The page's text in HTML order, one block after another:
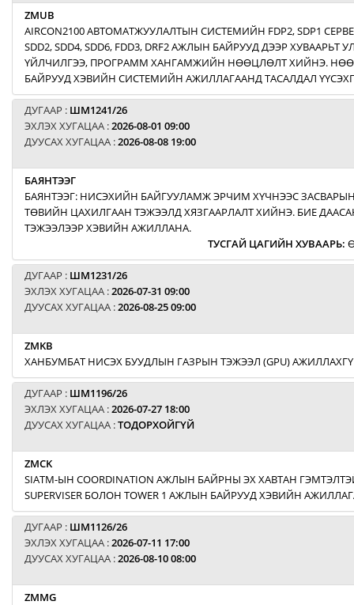
ZMUB
AIRCON2100 АВТОМАТЖУУЛАЛТЫН СИСТЕМИЙН FDP2, SDP1
SDD2, SDD4, SDD6, FDD3, DRF2 АЖЛЫН БАЙРУУД ДЭЭР
ҮЙЛЧИЛГЭЭ, ПРОГРАММ ХАНГАМЖИЙН НӨӨЦЛӨЛТ ХИЙНЭ.
БАЙРУУД ХЭВИЙН СИСТЕМИЙН АЖИЛЛАГААНД ТАСАЛДАЛ
ДУГААР : ШМ1241/26
ЭХЛЭХ ХУГАЦАА :2026-08-01 09:00
ДУУСАХ ХУГАЦАА :2026-08-08 19:00
БАЯНТЭЭГ
БАЯНТЭЭГ: НИСЭХИЙН БАЙГУУЛАМЖ ЭРЧИМ ХҮЧНЭЭС
ТӨВИЙН ЦАХИЛГААН ТЭЖЭЭЛД ХЯЗГААРЛАЛТ ХИЙНЭ. БИЕ
ТЭЖЭЭЛЭЭР ХЭВИЙН АЖИЛЛАНА.
ТУСГАЙ ЦАГИЙН ХУВААРЬ:
ДУГААР : ШМ1231/26
ЭХЛЭХ ХУГАЦАА :2026-07-31 09:00
ДУУСАХ ХУГАЦАА :2026-08-25 09:00
ZMKB
ХАНБУМБАТ НИСЭХ БУУДЛЫН ГАЗРЫН ТЭЖЭЭЛ (GPU)
ДУГААР : ШМ1196/26
ЭХЛЭХ ХУГАЦАА :2026-07-27 18:00
ДУУСАХ ХУГАЦАА :ТОДОРХОЙГҮЙ
ZMCK
SIATM-ЫН COORDINATION АЖЛЫН БАЙРНЫ ЭХ ХАВТАН
SUPERVISER БОЛОН TOWER 1 АЖЛЫН БАЙРУУД ХЭВИЙН
ДУГААР : ШМ1126/26
ЭХЛЭХ ХУГАЦАА :2026-07-11 17:00
ДУУСАХ ХУГАЦАА :2026-08-10 08:00
ZMMG